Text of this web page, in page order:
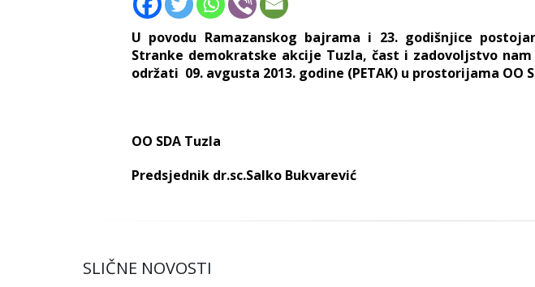
U povodu Ramazanskog bajrama i 23. godišnjice
Stranke demokratske akcije Tuzla, čast i zadovoljstvo
održati 09. avgusta 2013. godine (PETAK) u prostorijama OO
OO SDA Tuzla
Predsjednik dr.sc.Salko Bukvarević
SLIČNE NOVOSTI